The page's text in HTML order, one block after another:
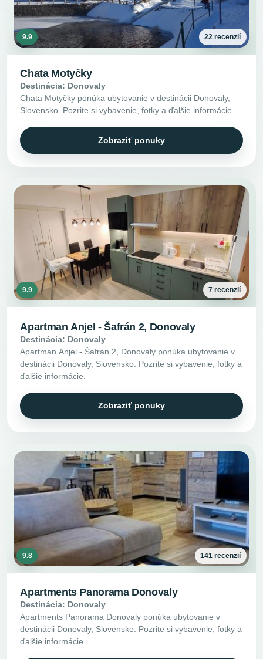
9.9 22 recenzií
Chata Motyčky
Destinácia: Donovaly
Chata Motyčky ponúka ubytovanie v destinácii Donovaly,
Slovensko. Pozrite si vybavenie, fotky a ďalšie informácie.
Zobraziť ponuky
9.9 7 recenzií
Apartman Anjel - Šafrán 2, Donovaly
Destinácia: Donovaly
Apartman Anjel - Šafrán 2, Donovaly ponúka ubytovanie v
destinácii Donovaly, Slovensko. Pozrite si vybavenie, fotky a
ďalšie informácie.
Zobraziť ponuky
9.8 141 recenzií
Apartments Panorama Donovaly
Destinácia: Donovaly
Apartments Panorama Donovaly ponúka ubytovanie v
destinácii Donovaly, Slovensko. Pozrite si vybavenie, fotky a
ďalšie informácie.